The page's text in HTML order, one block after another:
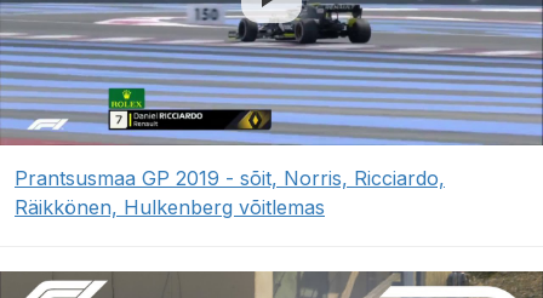
Prantsusmaa GP 2019 - sõit, Norris, Ricciardo,
Räikkönen, Hulkenberg võitlemas